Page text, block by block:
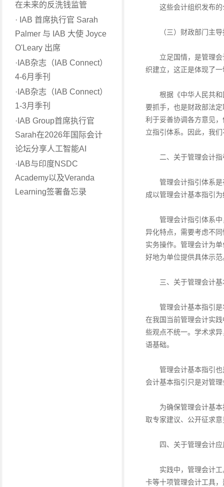
在未来的反洗钱监管
· IAB 首席执行官 Sarah
Palmer 与 IAB 大使 Joyce
O'Leary 出席
· IAB杂志（IAB Connect）
4-6月季刊
· IAB杂志（IAB Connect）
1-3月季刊
· IAB Group首席执行官
Sarah在2026年国际会计
论坛分享人工智能AI
· IAB与印度NSDC
Academy以及Veranda
Learning签署备忘录
这些会计组织发布的
（三）财政部门主导
立足国情，是管理会
织建立，这正是体现了
根据《中华人民共和
要抓手，也是财政部法
利于妥善协调各方意见
立指引体系。因此，我
二、关于管理会计指
管理会计指引体系是
成以管理会计基本指引
管理会计指引体系中
异化特点，需要考虑不
实务操作。管理会计为
好地为单位提供具体示范
三、关于管理会计基
管理会计基本指引是
在我国当前管理会计实
些观点不统一。学术求
语基础。
管理会计基本指引也
会计基本指引只是对管
为确保管理会计基本
取专家建议、公开征求
四、关于管理会计应
实践中，管理会计工
卡等十项管理会计工具